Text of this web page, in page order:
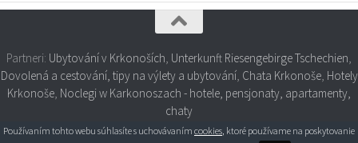
Partneri: Ubytování v Krkonoších Unterkunft Riesengebirge Tschechien
Dovolená a cestování, tipy na výlety a ubytování, Chata Krkonoše, Hotely
Krkonoše Noclegi w Karkonoszach - hotele, pensjonaty, apartamenty,
chaty
Používaním tohto webu súhlasíte s uchovávaním cookies, ktoré používame na poskytovanie